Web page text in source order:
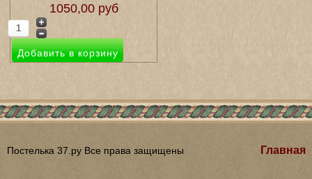
1050,00 руб
Постелька 37.ру Все права защищены Главная